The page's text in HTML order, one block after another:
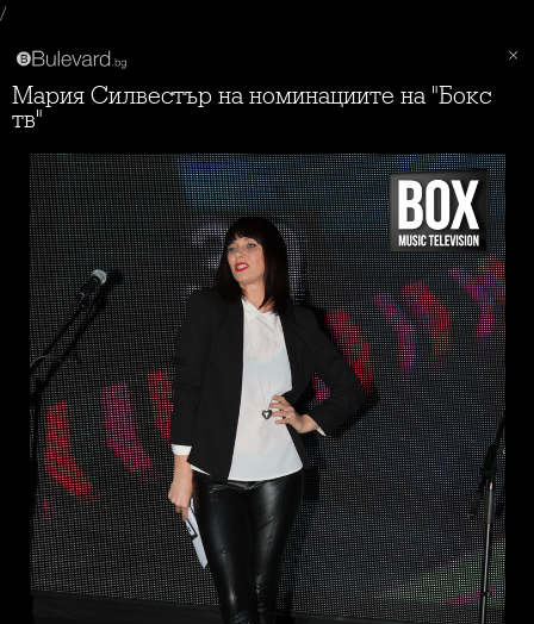
/
Мария Силвестър на номинациите на "Бокс
тв"